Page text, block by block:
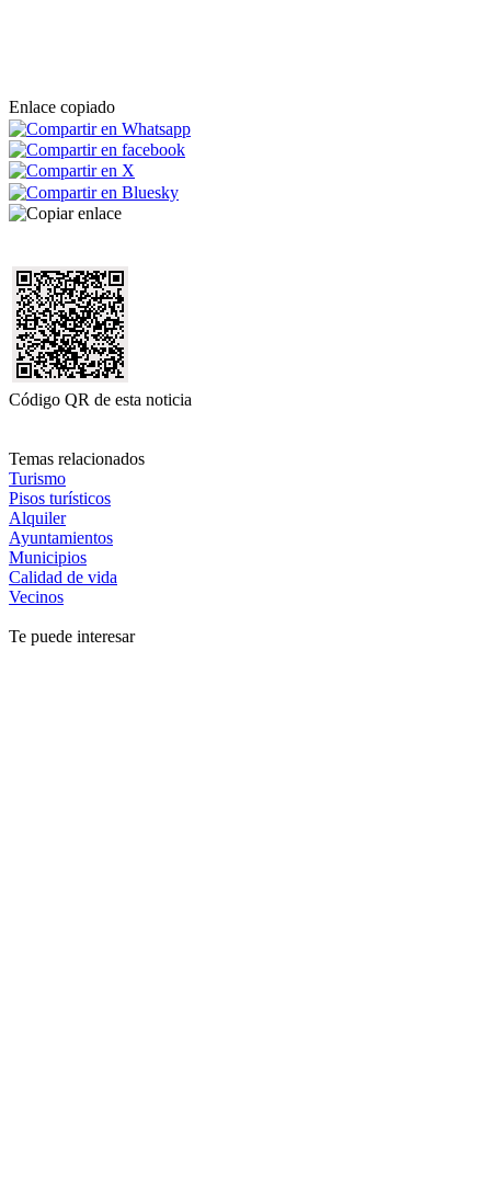
Enlace copiado
Código QR de esta noticia
Temas relacionados
Turismo
Pisos turísticos
Alquiler
Ayuntamientos
Municipios
Calidad de vida
Vecinos
Te puede interesar